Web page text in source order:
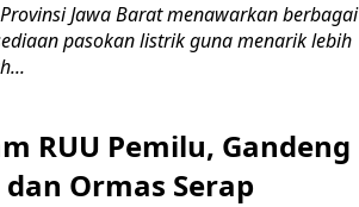
Provinsi Jawa Barat menawarkan berbagai
pasokan listrik guna menarik lebih
RUU Pemilu, Gandeng
Ormas Serap